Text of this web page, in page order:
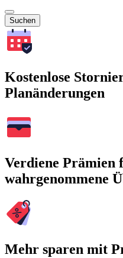
Suchen
Kostenlose
Planänderungen
Verdiene Prämien
wahrgenommene
Mehr sparen mit